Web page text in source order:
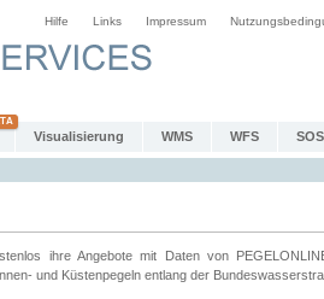
Hilfe Links Impressum
Visualisierung WMS WFS SOS
ihre Angebote mit Daten von
und Küstenpegeln entlang der